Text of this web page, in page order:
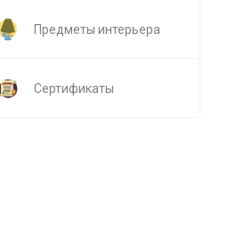
Предметы интерьера
Сертификаты